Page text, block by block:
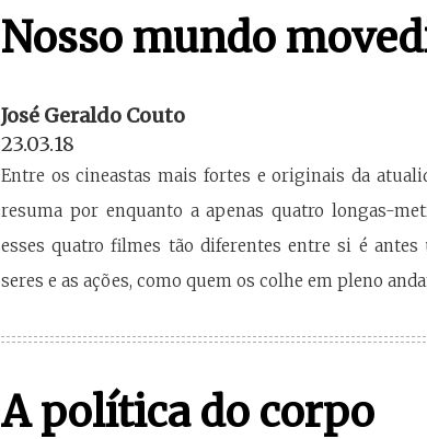
Nosso mundo
José Geraldo Couto
23.03.18
Entre os cineastas mais fortes e originais da
resuma por enquanto a apenas quatro longas-
esses quatro filmes tão diferentes entre si é
seres e as ações, como quem os colhe em pleno
A política do corpo